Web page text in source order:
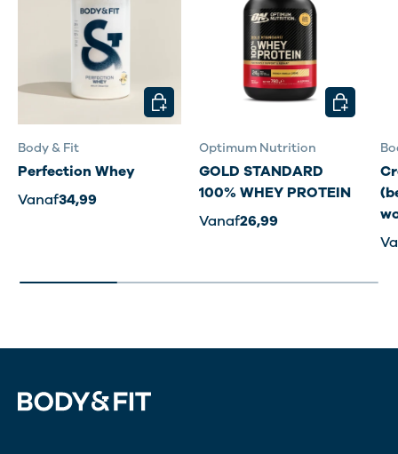
Body & Fit
Perfection Whey
Vanaf34,99
KIES MOGELIJKHEDEN
Optimum Nutrition
GOLD STANDARD
100% WHEY PROTEIN
Vanaf26,99
KIES